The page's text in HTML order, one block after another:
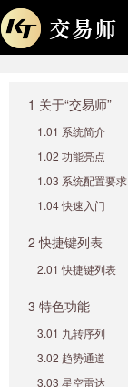
1 关于“交易师”
1.01 系统简介
1.02 功能亮点
1.03 系统配置要求
1.04 快速入门
2 快捷键列表
2.01 快捷键列表
3 特色功能
3.01 九转序列
3.02 趋势通道
3.03 星空雷达